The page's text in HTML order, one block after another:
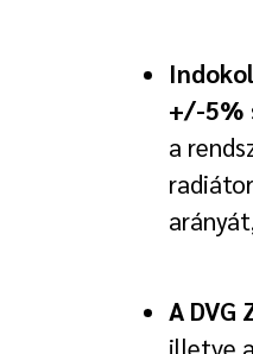
+/-5%
a
A DVG